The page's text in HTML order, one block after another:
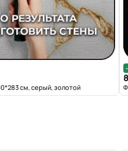
см, серый, золотой